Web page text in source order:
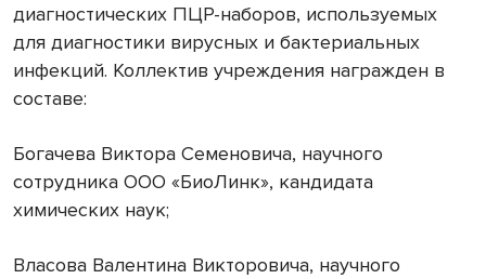
диагностических ПЦР-наборов, используемых
для диагностики вирусных и бактериальных
инфекций. Коллектив учреждения награжден в
составе:
Богачева Виктора Семеновича, научного
сотрудника ООО «БиоЛинк», кандидата
химических наук;
Власова Валентина Викторовича, научного